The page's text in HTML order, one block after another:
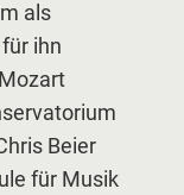
als
ihn
Beier
für Musik